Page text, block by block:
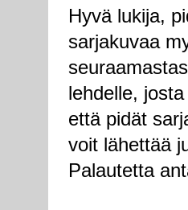
Hyvä lukija,
sarjakuvaa
lehdelle,
että pidät
voit lähettää
Palautetta